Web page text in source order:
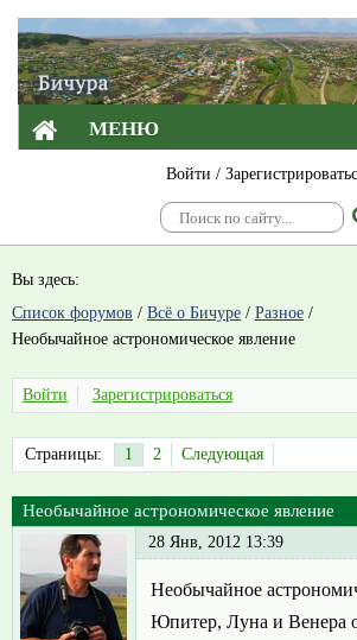
МЕНЮ
Войти /
Вы здесь:
Список форумов / Всё о Бичуре / Разное /
Необычайное астрономическое явление
Войти Зарегистрироваться
Страницы: 1 2 Следующая
Необычайное астрономическое явление
28 Янв, 2012 13:39
Необычайное
Юпитер, Луна и Венера